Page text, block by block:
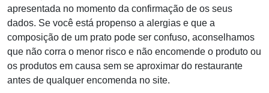
apresentada no momento da confirmação de os seus
dados. Se você está propenso a alergias e que a
composição de um prato pode ser confuso, aconselhamos
que não corra o menor risco e não encomende o produto ou
os produtos em causa sem se aproximar do restaurante
antes de qualquer encomenda no site.